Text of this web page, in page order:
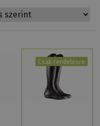
Csak rendelésre